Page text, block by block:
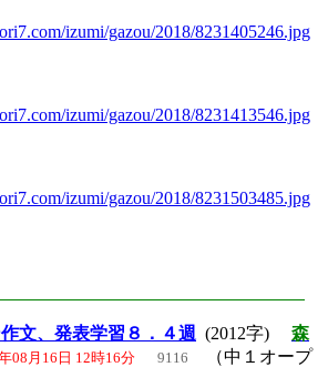
izumi/gazou/2018/8231405246.jpg
izumi/gazou/2018/8231413546.jpg
izumi/gazou/2018/8231503485.jpg
文、発表学習８．４週 (2012字) 森
08月16日 12時16分 9116
（中１オープ